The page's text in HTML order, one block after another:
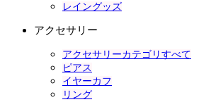
レイングッズ
アクセサリー
アクセサリーカテゴリすべて
ピアス
イヤーカフ
リング